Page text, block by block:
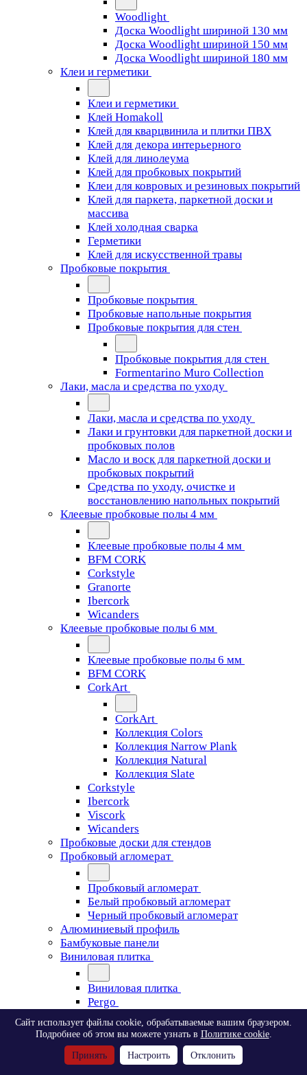
Woodlight
Доска Woodlight шириной 130 мм
Доска Woodlight шириной 150 мм
Доска Woodlight шириной 180 мм
Клеи и герметики
Клеи и герметики
Клей Homakoll
Клей для кварцвинила и плитки ПВХ
Клей для декора интерьерного
Клей для линолеума
Клей для пробковых покрытий
Клеи для ковровых и резиновых покрытий
Клей для паркета, паркетной доски и
массива
Клей холодная сварка
Герметики
Клей для искусственной травы
Пробковые покрытия
Пробковые покрытия
Пробковые напольные покрытия
Пробковые покрытия для стен
Пробковые покрытия для стен
Formentarino Muro Collection
Лаки, масла и средства по уходу
Лаки, масла и средства по уходу
Лаки и грунтовки для паркетной доски и
пробковых полов
Масло и воск для паркетной доски и
пробковых покрытий
Средства по уходу, очистке и
восстановлению напольных покрытий
Клеевые пробковые полы 4 мм
Клеевые пробковые полы 4 мм
BFM CORK
Corkstyle
Granorte
Ibercork
Wicanders
Клеевые пробковые полы 6 мм
Клеевые пробковые полы 6 мм
BFM CORK
CorkArt
CorkArt
Коллекция Colors
Коллекция Narrow Plank
Коллекция Natural
Коллекция Slate
Corkstyle
Ibercork
Viscork
Wicanders
Пробковые доски для стендов
Пробковый агломерат
Пробковый агломерат
Белый пробковый агломерат
Черный пробковый агломерат
Алюминиевый профиль
Бамбуковые панели
Виниловая плитка
Виниловая плитка
Pergo
Pergo
Classic Plank Optimum Glue
Modern Plank Optimum Glue
Сайт использует файлы cookie, обрабатываемые вашим браузером.
Подробнее об этом вы можете узнать в Политике cookie.
Принять Настроить Отклонить